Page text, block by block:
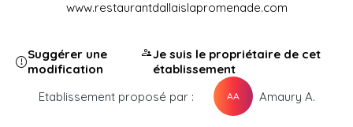
www.restaurantdallaislapromenade.com
Suggérer une
modification
Je suis le propriétaire de cet
établissement
Etablissement proposé par :
AA Amaury A.